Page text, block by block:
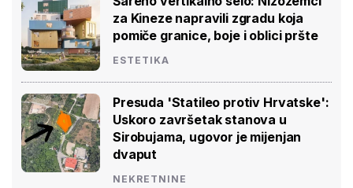
za Kineze napravili zgradu koja
pomiče granice, boje i oblici pršte
ESTETIKA
Presuda 'Statileo protiv Hrvatske':
Uskoro završetak stanova u
Sirobujama, ugovor je mijenjan
dvaput
NEKRETNINE